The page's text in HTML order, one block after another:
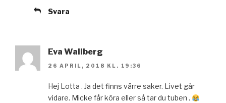
Svara
Eva Wallberg
26 APRIL, 2018 KL. 19:36
Hej Lotta . Ja det finns värre saker. Livet går
vidare. Micke får köra eller så tar du tuben .